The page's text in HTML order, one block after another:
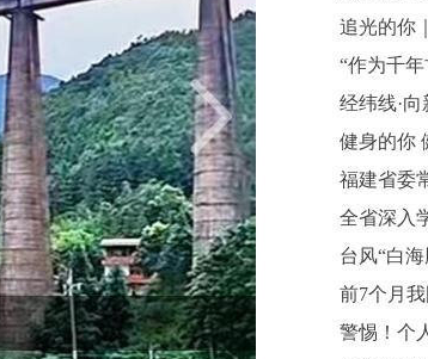
追光的你
“作为千
经纬线·
健身的你
福建省委
台风“白
前7个月
警惕！个